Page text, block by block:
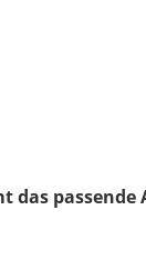
das passende